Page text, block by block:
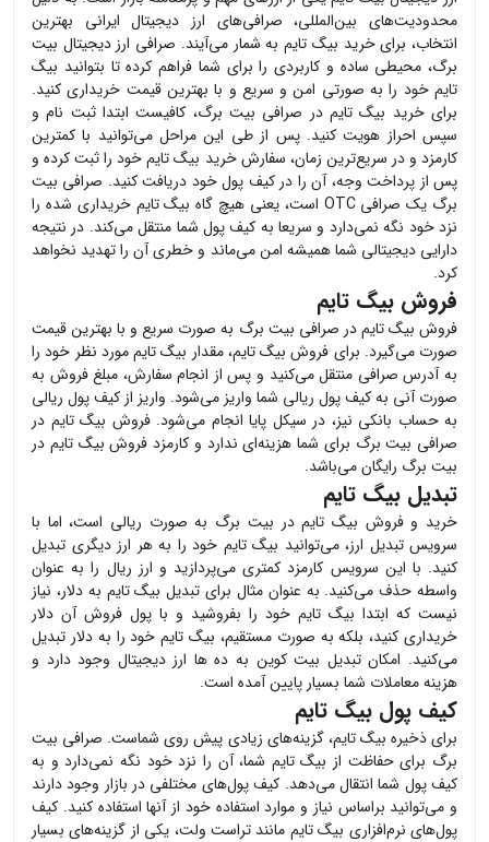
محدودیت‌های بین‌المللی، صرافی‌های ارز دیجیتال ایرانی بهترین
انتخاب، برای خرید بیگ تایمبه شمار می‌آیند. صرافی ارز دیجیتال بیت
برگ، محیطی ساده و کاربردی را برای شما فراهم کرده تا بتوانید بیگ
تایم خود را به صورتی امن و سریع و با بهترین قیمت خریداری کنید.
برای خرید بیگ تایم در صرافی بیت برگ، کافیست ابتدا ثبت نام و
سپس احراز هویت کنید. پس از طی این مراحل می‌توانید با کمترین
کارمزد و در سریع‌ترین زمان، سفارش خرید بیگ تایمخود را ثبت کرده و
پس از پرداخت وجه، آن را در کیف پول خود دریافت کنید. صرافی بیت
برگ یک صرافی OTC است، یعنی هیچ گاه
بیگ تایم خریداری شده را
نزد خود نگه نمی‌دارد و سریعا به کیف پول شما منتقل می‌کند. در نتیجه
دارایی دیجیتالی شما همیشه امن می‌ماند و خطری آن را تهدید نخواهد
کرد.
فروش بیگ تایم
فروش بیگ تایمدر صرافی بیت برگ به صورت سریع و با بهترین قیمت
صورت می‌گیرد. برای فروش بیگ تایم، مقدار بیگ تایممورد نظر خود را
به آدرس صرافی منتقل می‌کنید و پس از انجام سفارش، مبلغ فروش به
صورت آنی به کیف پول ریالی شما واریز می‌شود. واریز از کیف پول ریالی
به حساب بانکی نیز، در سیکل پایا انجام می‌شود. فروش بیگ تایم در
صرافی بیت برگ برای شما هزینه‌ای ندارد و کارمزد فروش بیگ تایم در
بیت برگ رایگان می‌باشد.
تبدیل بیگ تایم
خرید و فروش بیگ تایمدر بیت برگ به صورت ریالی است، اما با
سرویس تبدیل ارز، می‌توانید بیگ تایم خود را به هر ارز دیگری تبدیل
کنید. با این سرویس کارمزد کمتری می‌پردازید و ارز ریال را به عنوان
واسطه حذف می‌کنید. به عنوان مثال برای تبدیل بیگ تایم به دلار، نیاز
نیست که ابتدا بیگ تایم خود را بفروشید و با پول فروش آن دلار
خریداری کنید، بلکه به صورت مستقیم، بیگ تایمخود را به دلار تبدیل
می‌کنید. امکان تبدیل بیت کوین به ده ها ارز دیجیتال وجود دارد و
هزینه معاملات شما بسیار پایین آمده است.
کیف پول بیگ تایم
برای ذخیره بیگ تایم، گزینه‌های زیادی پیش روی شماست. صرافی بیت
برگ برای حفاظت از بیگ تایم شما، آن را نزد خود نگه نمی‌دارد و به
کیف پول شما انتقال می‌دهد. کیف پول‌های مختلفی در بازار وجود دارند
و می‌توانید براساس نیاز و موارد استفاده خود از آنها استفاده کنید. کیف
پول‌های نرم‌افزاری بیگ تایم مانند تراست ولت، یکی از گزینه‌های بسیار